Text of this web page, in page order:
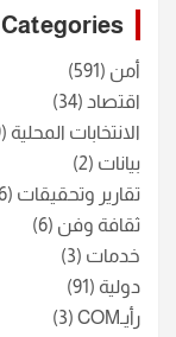
Categories
أمن (591)
اقتصاد (34)
الانتخابات المحلية (9)
بيانات (2)
تقارير وتحقيقات (6)
ثقافة وفن (6)
خدمات (3)
دولية (91)
رأيـCOM
(3)